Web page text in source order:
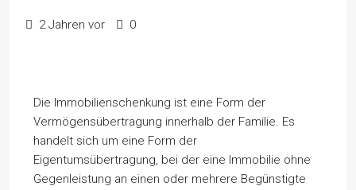
2 Jahren vor 0
Die Immobilienschenkung ist eine Form der
Vermögensübertragung innerhalb der Familie. Es
handelt sich um eine Form der
Eigentumsübertragung, bei der eine Immobilie ohne
Gegenleistung an einen oder mehrere Begünstigte